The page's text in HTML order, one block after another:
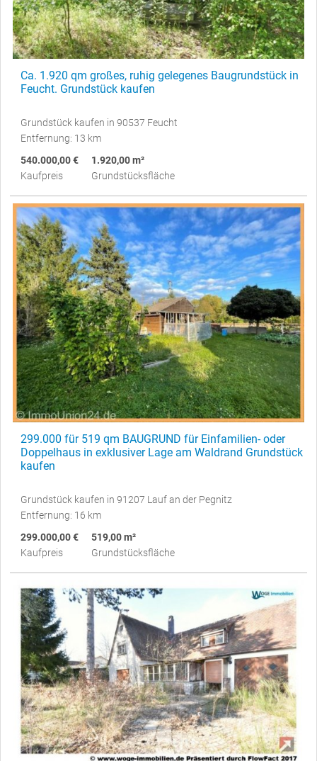
Ca. 1.920 qm großes, ruhig gelegenes Baugrundstück in
Feucht. Grundstück kaufen
Grundstück kaufen in 90537 Feucht
Entfernung: 13 km
540.000,00 €
Kaufpreis
1.920,00 m²
Grundstücksfläche
299.000 für 519 qm BAUGRUND für Einfamilien- oder
Doppelhaus in exklusiver Lage am Waldrand Grundstück
kaufen
Grundstück kaufen in 91207 Lauf an der Pegnitz
Entfernung: 16 km
299.000,00 €
Kaufpreis
519,00 m²
Grundstücksfläche